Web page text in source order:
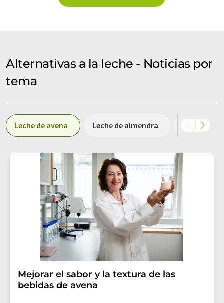
Alternativas a la leche - Noticias por
tema
Leche de avena Leche de almendra Leche
Mejorar el sabor y la textura de las
bebidas de avena